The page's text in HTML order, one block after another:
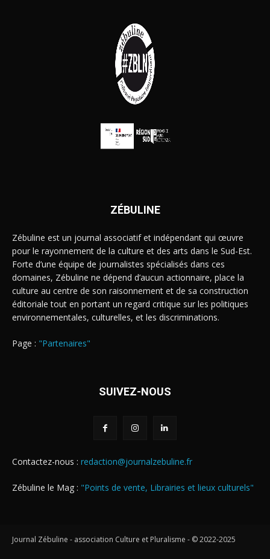
ZÉBULINE
Zébuline est un journal associatif et indépendant qui œuvre
pour le rayonnement de la culture et des arts dans le Sud-Est.
Forte d’une équipe de journalistes spécialisés dans ces
domaines, Zébuline ne dépend d’aucun actionnaire, place la
culture au centre de son raisonnement et de sa construction
éditoriale tout en portant un regard critique sur les politiques
environnementales, culturelles, et les discriminations.
Page : "Partenaires"
SUIVEZ-NOUS
Contactez-nous : redaction@journalzebuline.fr
Zébuline le Mag : "Points de vente, Librairies et lieux culturels"
Journal Zébuline - association Culture et Pluralisme - © 2022-2025